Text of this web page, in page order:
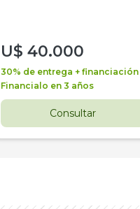
U$ 40.000
30% de entrega + financiación
Financialo en 3 años
Consultar